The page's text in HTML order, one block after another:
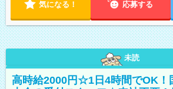
気になる！ 応募する
未読
高時給2000円☆1日4時間でOK！